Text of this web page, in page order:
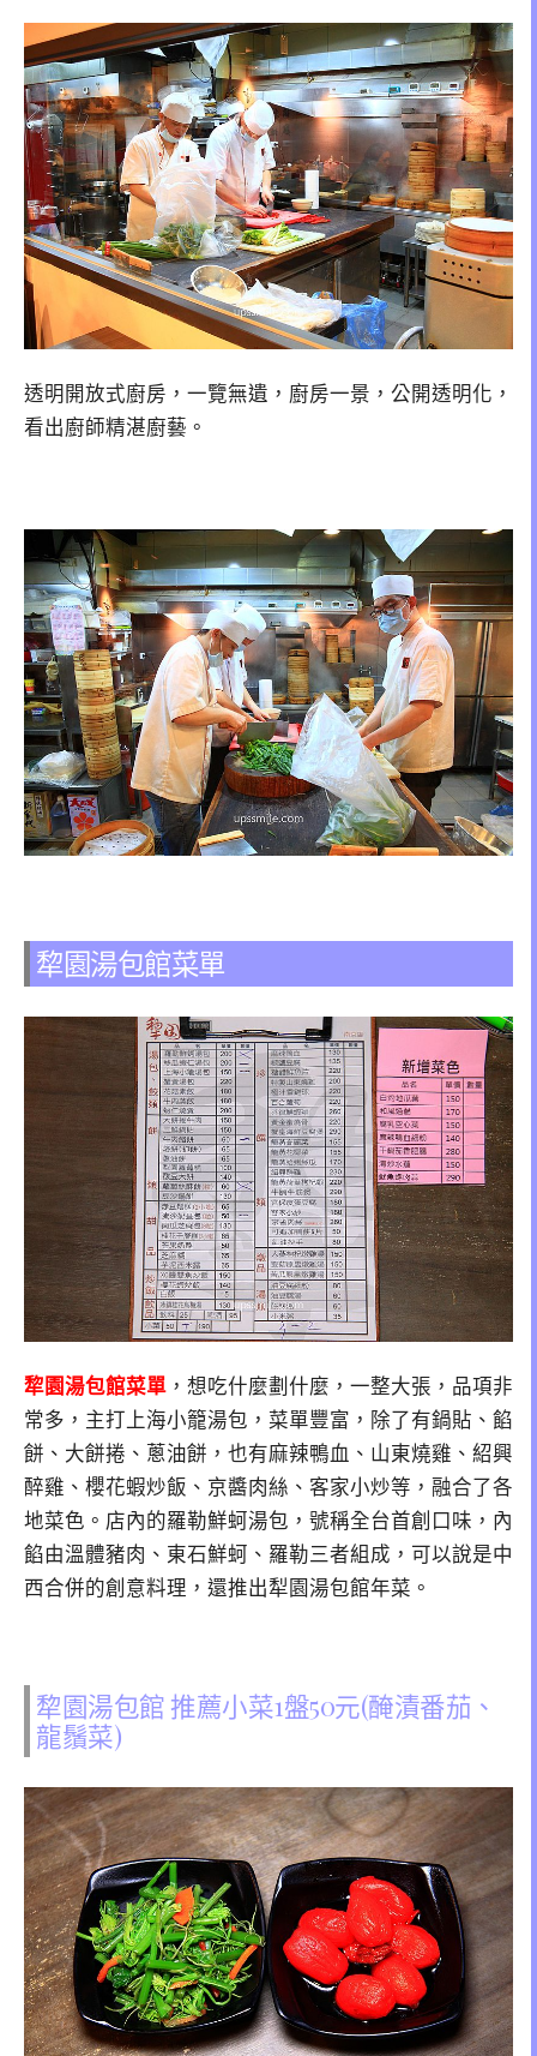
透明開放式廚房，一覽無遺，廚房一景，公開透明化，
看出廚師精湛廚藝。
犂園湯包館菜單
犂園湯包館菜單 ，想吃什麼劃什麼，一整大張，品項非
常多，主打上海小籠湯包，菜單豐富，除了有鍋貼、餡
餅、大餅捲、蔥油餅，也有麻辣鴨血、山東燒雞、紹興
醉雞、櫻花蝦炒飯、京醬肉絲、客家小炒等，融合了各
地菜色。店內的羅勒鮮蚵湯包，號稱全台首創口味，內
餡由溫體豬肉、東石鮮蚵、羅勒三者組成，可以說是中
西合併的創意料理，還推出犁園湯包館年菜。
犂園湯包館 推薦小菜1盤50元(醃漬番茄、
龍鬚菜)